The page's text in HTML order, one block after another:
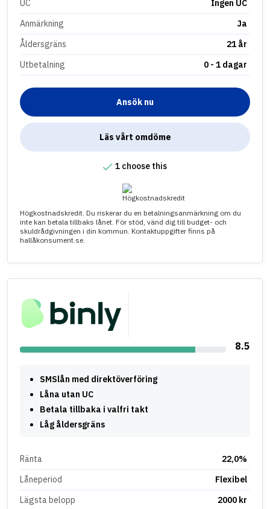
UC
Ingen UC
Anmärkning
Ja
Åldersgräns
21 år
Utbetalning
0 - 1 dagar
Ansök nu
Läs vårt omdöme
1 choose this
Högkostnadskredit. Du riskerar du en betalningsanmärkning om du
inte kan betala tillbaks lånet. För stöd, vänd dig till budget- och
skuldrådgivningen i din kommun. Kontaktuppgifter finns på
hallåkonsument.se.
8.5
SMSlån med direktöverföring
Låna utan UC
Betala tillbaka i valfri takt
Låg åldersgräns
Ränta
22,0%
Låneperiod
Flexibel
Lägsta belopp
2000 kr